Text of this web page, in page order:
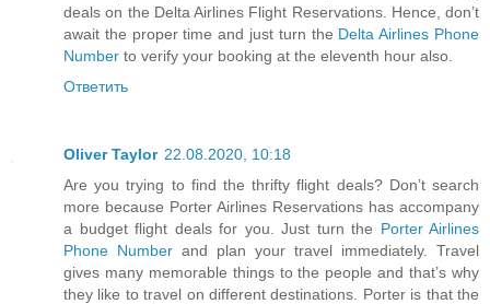
deals on the Delta Airlines Flight Reservations. Hence, don’t
await the proper time and just turn the Delta Airlines Phone
Number to verify your booking at the eleventh hour also.
Ответить
Oliver Taylor 22.08.2020, 10:18
Are you trying to find the thrifty flight deals? Don’t search
more because Porter Airlines Reservations has accompany
a budget flight deals for you. Just turn the Porter Airlines
Phone Number and plan your travel immediately. Travel
gives many memorable things to the people and that’s why
they like to travel on different destinations. Porter is that the